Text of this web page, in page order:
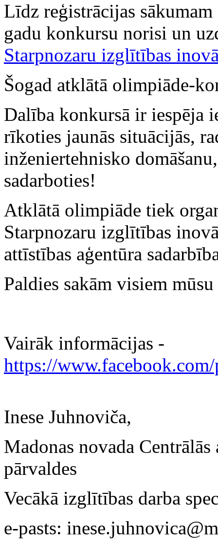
Līdz reģistrācijas
gadu konkursu norisi un
Starpnozaru izglītības
Šogad atklātā olimpiāde-
Dalība konkursā ir iespēja
rīkoties jaunās situācijās,
inženiertehnisko
sadarboties!
Atklātā olimpiāde tiek
Starpnozaru izglītības
attīstības aģentūra
Paldies sakām visiem
Vairāk informācijas -
https://
Inese Juhnoviča,
Madonas novada
pārvaldes
Vecākā izglītības darba
e-pasts: